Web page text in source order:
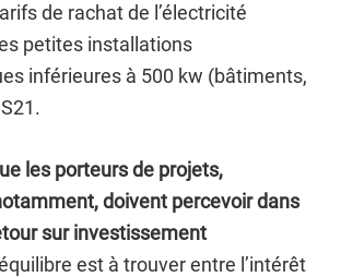
de rachat de l’électricité
petites installations
inférieures à 500 kw (bâtiments,
les porteurs de projets,
doivent percevoir dans
sur investissement
est à trouver entre l’intérêt